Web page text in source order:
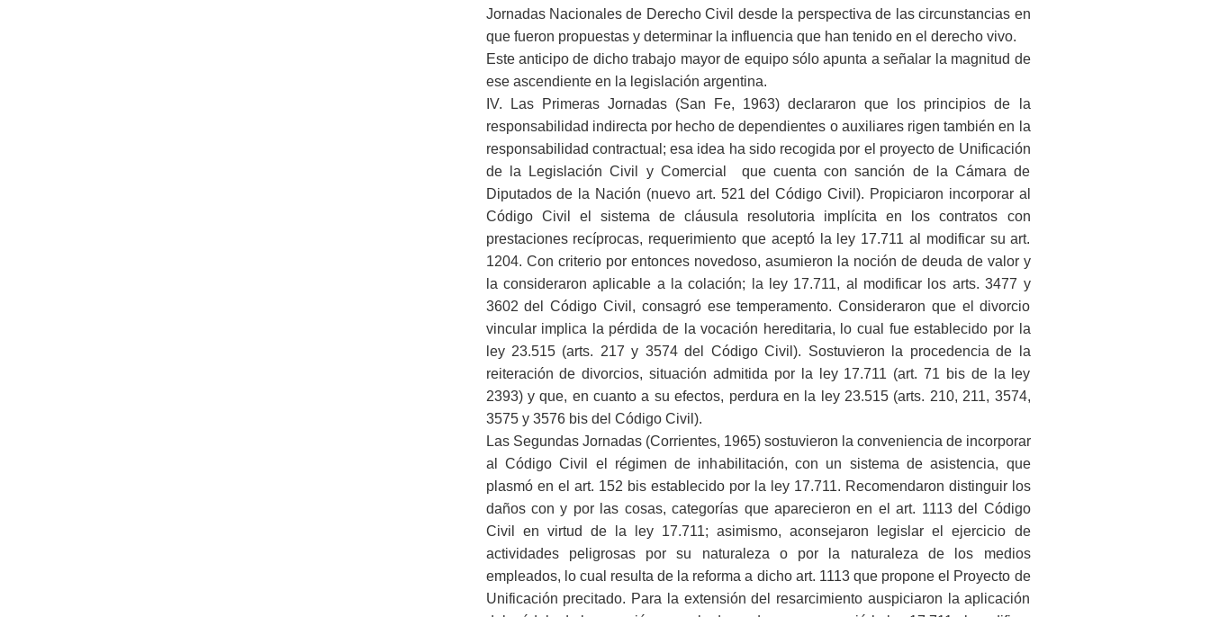
Jornadas Nacionales de Derecho Civil desde la perspectiva de las circunstancias en
que fueron propuestas y determinar la influencia que han tenido en el derecho vivo.
Este anticipo de dicho trabajo mayor de equipo sólo apunta a señalar la magnitud de
ese ascendiente en la legislación argentina.
IV. Las Primeras Jornadas (San Fe, 1963) declararon que los principios de la
responsabilidad indirecta por hecho de dependientes o auxiliares rigen también en la
responsabilidad contractual; esa idea ha sido recogida por el proyecto de Unificación
de la Legislación Civil y Comercial que cuenta con sanción de la Cámara de
Diputados de la Nación (nuevo art. 521 del Código Civil). Propiciaron incorporar al
Código Civil el sistema de cláusula resolutoria implícita en los contratos con
prestaciones recíprocas, requerimiento que aceptó la ley 17.711 al modificar su art.
1204. Con criterio por entonces novedoso, asumieron la noción de deuda de valor y
la consideraron aplicable a la colación; la ley 17.711, al modificar los arts. 3477 y
3602 del Código Civil, consagró ese temperamento. Consideraron que el divorcio
vincular implica la pérdida de la vocación hereditaria, lo cual fue establecido por la
ley 23.515 (arts. 217 y 3574 del Código Civil). Sostuvieron la procedencia de la
reiteración de divorcios, situación admitida por la ley 17.711 (art. 71 bis de la ley
2393) y que, en cuanto a su efectos, perdura en la ley 23.515 (arts. 210, 211, 3574,
3575 y 3576 bis del Código Civil).
Las Segundas Jornadas (Corrientes, 1965) sostuvieron la conveniencia de incorporar
al Código Civil el régimen de inhabilitación, con un sistema de asistencia, que
plasmó en el art. 152 bis establecido por la ley 17.711. Recomendaron distinguir los
daños con y por las cosas, categorías que aparecieron en el art. 1113 del Código
Civil en virtud de la ley 17.711; asimismo, aconsejaron legislar el ejercicio de
actividades peligrosas por su naturaleza o por la naturaleza de los medios
empleados, lo cual resulta de la reforma a dicho art. 1113 que propone el Proyecto de
Unificación precitado. Para la extensión del resarcimiento auspiciaron la aplicación